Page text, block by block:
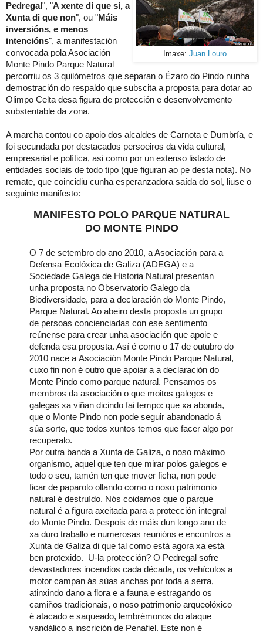
Imaxe: Juan Louro
Pedregal", "A xente di que si, a
Xunta di que non", ou "Máis
inversións, e menos
intencións", a manifestación
convocada pola Asociación
Monte Pindo Parque Natural
percorriu os 3 quilómetros que separan o Ézaro do Pindo nunha
demostración do respaldo que subscita a proposta para dotar ao
Olimpo Celta desa figura de protección e desenvolvemento
substentable da zona.
A marcha contou co apoio dos alcaldes de Carnota e Dumbría, e
foi secundada por destacados persoeiros da vida cultural,
empresarial e política, asi como por un extenso listado de
entidades sociais de todo tipo (que figuran ao pe desta nota). No
remate, que coincidiu cunha esperanzadora saída do sol, liuse o
seguinte manifesto:
MANIFESTO POLO PARQUE NATURAL
DO MONTE PINDO
O 7 de setembro do ano 2010, aAsociación para a
Defensa Ecolóxica de Galiza (ADEGA) e a
Sociedade Galega de Historia Natural presentan
unha proposta no Observatorio Galego da
Biodiversidade, para a declaración do Monte Pindo,
Parque Natural. Ao abeiro desta proposta un grupo
de persoas concienciadas con ese sentimento
reúnense para crear unha asociación que apoie e
defenda esa proposta. Así é como o 17 de outubro do
2010 nace a Asociación Monte Pindo Parque Natural,
cuxo fin non é outro que apoiar a a declaración do
Monte Pindo como parque natural. Pensamos os
membros da asociación o que moitos galegos e
galegas xa viñan dicindo fai tempo: que xa abonda,
que o Monte Pindo non pode seguir abandonado á
súa sorte, que todos xuntos temos que facer algo por
recuperalo.
Por outra banda a Xunta de Galiza, o noso máximo
organismo, aquel que ten que mirar polos galegos e
todo o seu, tamén ten que mover ficha, non pode
ficar de paparolo ollando como o noso patrimonio
natural é destruído. Nós coidamos que o parque
natural é a figura axeitada para a protección integral
do Monte Pindo. Despois de máis dun longo ano de
xa duro traballo e numerosas reunións e encontros a
Xunta de Galiza di que tal como está agora xa está
ben protexido. U-la protección? O Pedregal sofre
devastadores incendios cada década, os vehículos a
motor campan ás súas anchas por toda a serra,
atinxindo dano a flora e a fauna e estragando os
camiños tradicionais, o noso patrimonio arqueolóxico
é atacado e saqueado, lembrémonos do ataque
vandálico a inscrición de Penafiel. Este non é